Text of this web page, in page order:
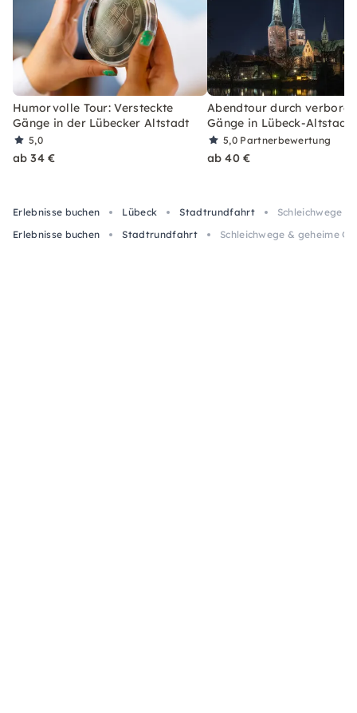
Humorvolle Tour: Versteckte
Gänge in der Lübecker Altstadt
5,0
ab 34 €
Abendtour durch
Gänge in Lübeck-Altstadt
5,0 Partnerbewertung
ab 40 €
Erlebnisse buchen Lübeck Stadtrundfahrt
Schleichwege
Erlebnisse buchen
Stadtrundfahrt Schleichwege & geheime